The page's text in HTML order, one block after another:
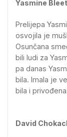
Yasmine
Prelijepa
osvojila je
Osunčana
bili ludi za
pa danas
bila. Imala je
bila i
David